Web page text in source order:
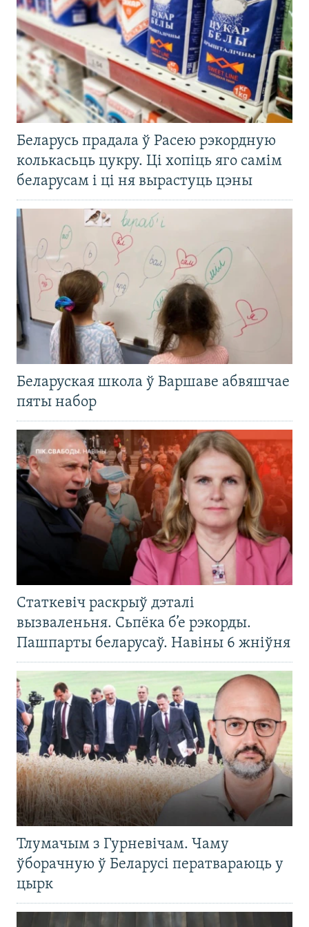
Беларусь прадала ў Расею рэкордную
колькасьць цукру. Ці хопіць яго самім
беларусам і ці ня вырастуць цэны
Беларуская школа ў Варшаве абвяшчае
пяты набор
Статкевіч раскрыў дэталі
вызваленьня. Сьпёка б’е рэкорды.
Пашпарты беларусаў. Навіны 6 жніўня
Тлумачым з Гурневічам. Чаму
ўборачную ў Беларусі ператвараюць у
цырк